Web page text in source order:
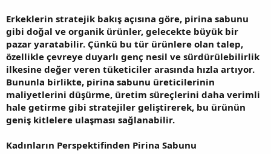
Erkeklerin stratejik bakış açısına göre, pirina sabunu
gibi doğal ve organik ürünler, gelecekte büyük bir
pazar yaratabilir. Çünkü bu tür ürünlere olan talep,
özellikle çevreye duyarlı genç nesil ve sürdürülebilirlik
ilkesine değer veren tüketiciler arasında hızla artıyor.
Bununla birlikte, pirina sabunu üreticilerinin
maliyetlerini düşürme, üretim süreçlerini daha verimli
hale getirme gibi stratejiler geliştirerek, bu ürünün
geniş kitlelere ulaşması sağlanabilir.
Kadınların Perspektifinden Pirina Sabunu